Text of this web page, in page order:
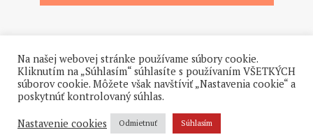
©2026 - Všetky práva vyhradené. Hrdo a od ♥ dodalo štúdio
Na našej webovej stránke používame súbory cookie.
Kliknutím na „Súhlasím“ súhlasíte s používaním VŠETKÝCH
súborov cookie. Môžete však navštíviť „Nastavenia cookie“ a
poskytnúť kontrolovaný súhlas.
Nastavenie cookies Odmietnuť Súhlasím